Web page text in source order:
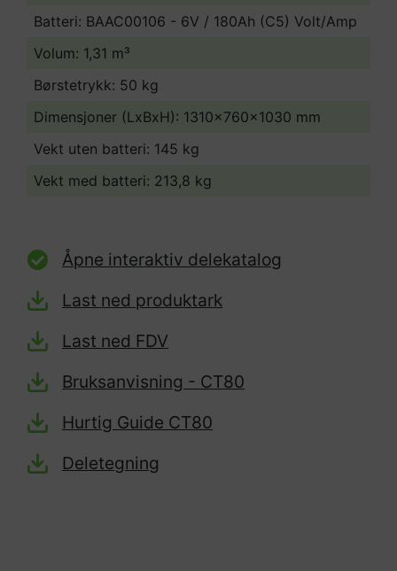
Batteri: BAAC00106 - 6V / 180Ah (C5) Volt/Amp
Volum: 1,31 m³
Børstetrykk: 50 kg
Dimensjoner (LxBxH): 1310x760x1030 mm
Vekt uten batteri: 145 kg
Vekt med batteri: 213,8 kg
Åpne interaktiv delekatalog
Last ned produktark
Last ned FDV
Bruksanvisning - CT80
Hurtig Guide CT80
Deletegning